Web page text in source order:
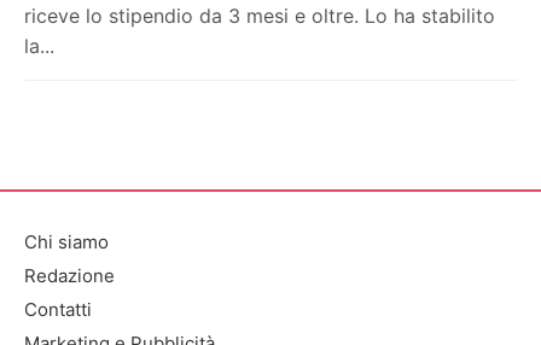
riceve lo stipendio da 3 mesi e oltre. Lo ha stabilito
la...
Chi siamo
Redazione
Contatti